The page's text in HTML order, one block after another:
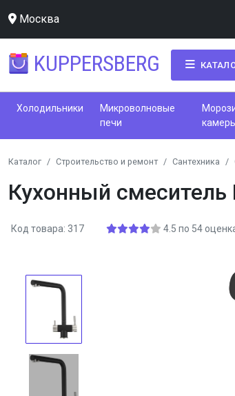
Москва
KUPPERSBERG
Холодильники
Микроволновые
печи
Каталог Строительство и ремонт Сантехника
Кухонный смеситель
Код товара: 317 4.5 по 54